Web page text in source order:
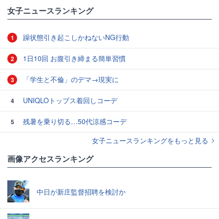
女子ニュースランキング
1 躁状態引き起こしかねないNG行動
2 1日10回 お腹引き締まる簡単習慣
3 「学生と不倫」のデマ→現実に
4 UNIQLOトップス着回しコーデ
5
残暑を乗り切る…50代涼感コーデ
女子ニュースランキングをもっと見る
画像アクセスランキング
中日が新庄監督招聘を検討か